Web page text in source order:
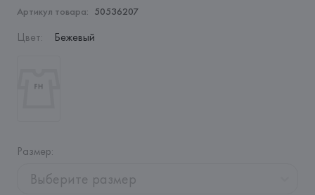
Артикул товара: 50536207
Цвет: Бежевый
Размер:
Выберите размер